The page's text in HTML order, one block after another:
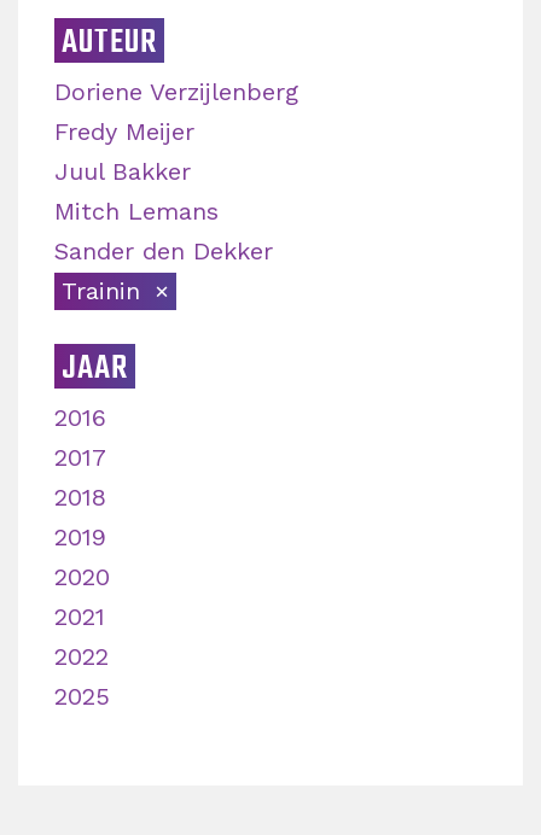
AUTEUR
Doriene Verzijlenberg
Fredy Meijer
Juul Bakker
Mitch Lemans
Sander den Dekker
Trainin
JAAR
2016
2017
2018
2019
2020
2021
2022
2025